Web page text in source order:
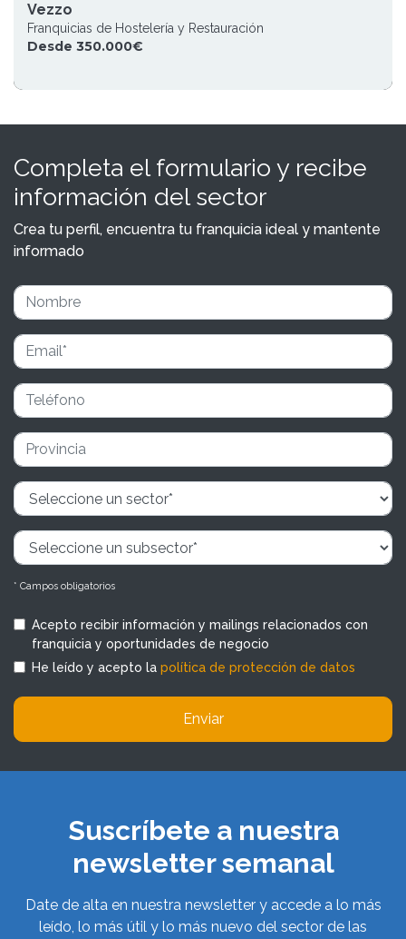
Vezzo
Franquicias de Hostelería y Restauración
Desde 350.000€
Completa el formulario y recibe
información del sector
Crea tu perfil, encuentra tu franquicia ideal y mantente
informado
* Campos obligatorios
Acepto recibir información y mailings relacionados con
franquicia y oportunidades de negocio
He leído y acepto la política de protección de datos
Enviar
Suscríbete a nuestra
newsletter semanal
Date de alta en nuestra newsletter y accede a lo más
leído, lo más útil y lo más nuevo del sector de las